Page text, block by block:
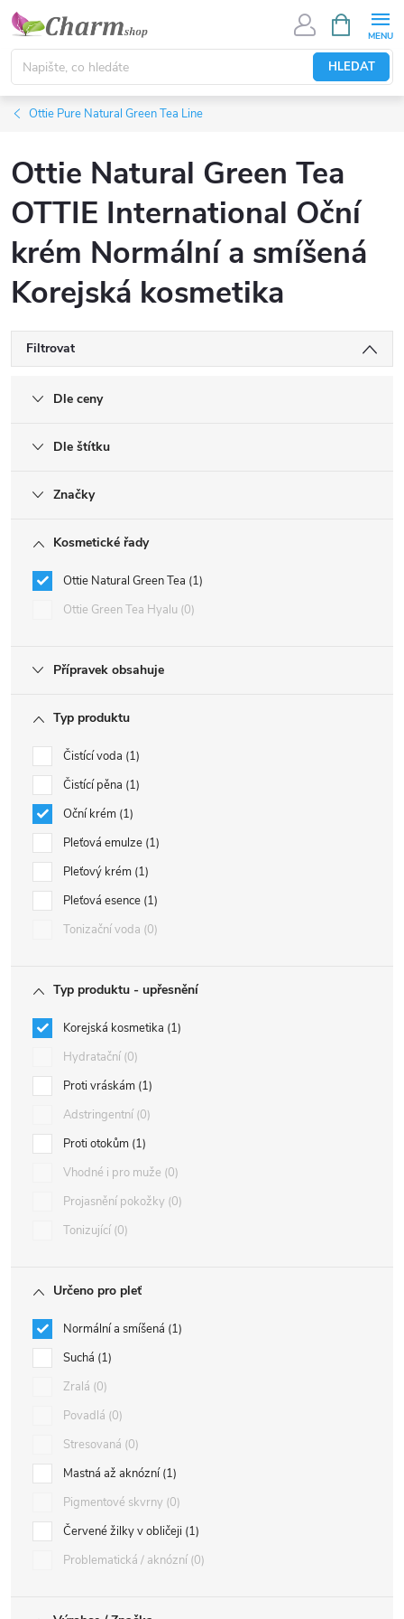
Přejít
obsah
HLEDAT
NÁKUPNÍ
KOŠÍK
Ottie Pure Natural Green Tea Line
Ottie Natural Green Tea
OTTIE International Oční
krém Normální a smíšená
Korejská kosmetika
Filtrovat
Dle ceny
Dle štítku
Značky
Kosmetické řady
Ottie Natural Green Tea 1
Ottie Green Tea Hyalu 0
Přípravek obsahuje
Typ produktu
Čistící voda 1
Čistící pěna 1
Oční krém 1
Pleťová emulze 1
Pleťový krém 1
Pleťová esence 1
Tonizační voda 0
Typ produktu - upřesnění
Korejská kosmetika 1
Hydratační 0
Proti vráskám 1
Adstringentní 0
Proti otokům 1
Vhodné i pro muže 0
Projasnění pokožky 0
Tonizující 0
Určeno pro pleť
Normální a smíšená 1
Suchá 1
Zralá 0
Povadlá 0
Stresovaná 0
Mastná až aknózní 1
Pigmentové skvrny 0
Červené žilky v obličeji 1
Problematická / aknózní 0